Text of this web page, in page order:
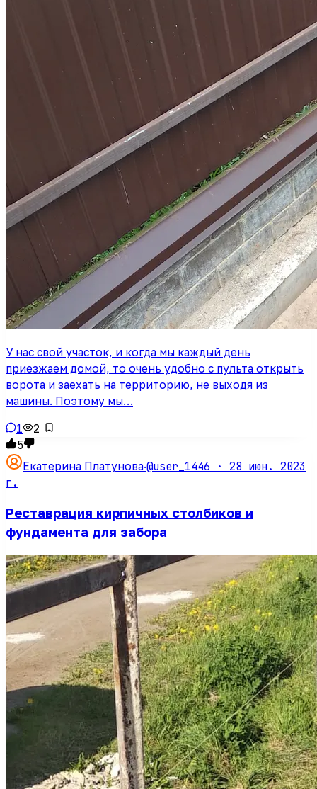
У нас свой участок, и когда мы каждый день
приезжаем домой, то очень удобно с пульта открыть
ворота и заехать на территорию, не выходя из
машины. Поэтому мы…
1
2
5
Екатерина Платунова·@user_1446 · 28 июн. 2023
г.
Реставрация кирпичных столбиков и
фундамента для забора